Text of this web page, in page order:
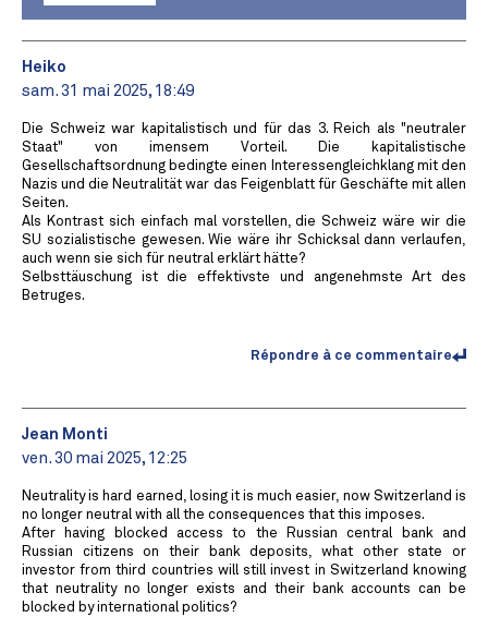
Heiko
sam. 31 mai 2025, 18:49
Die Schweiz war kapitalistisch und für das 3. Reich als "neutraler
Staat" von imensem Vorteil. Die kapitalistische
Gesellschaftsordnung bedingte einen Interessengleichklang mit den
Nazis und die Neutralität war das Feigenblatt für Geschäfte mit allen
Seiten.
Als Kontrast sich einfach mal vorstellen, die Schweiz wäre wir die
SU sozialistische gewesen. Wie wäre ihr Schicksal dann verlaufen,
auch wenn sie sich für neutral erklärt hätte?
Selbsttäuschung ist die effektivste und angenehmste Art des
Betruges.
Répondre à ce commentaire
Jean Monti
ven. 30 mai 2025, 12:25
Neutrality is hard earned, losing it is much easier, now Switzerland is
no longer neutral with all the consequences that this imposes.
After having blocked access to the Russian central bank and
Russian citizens on their bank deposits, what other state or
investor from third countries will still invest in Switzerland knowing
that neutrality no longer exists and their bank accounts can be
blocked by international politics?